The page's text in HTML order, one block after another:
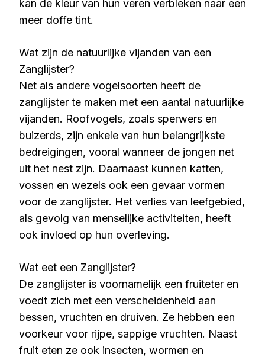
kan de kleur van hun veren verbleken naar een
meer doffe tint.
Wat zijn de natuurlijke vijanden van een
Zanglijster?
Net als andere vogelsoorten heeft de
zanglijster te maken met een aantal natuurlijke
vijanden. Roofvogels, zoals sperwers en
buizerds, zijn enkele van hun belangrijkste
bedreigingen, vooral wanneer de jongen net
uit het nest zijn. Daarnaast kunnen katten,
vossen en wezels ook een gevaar vormen
voor de zanglijster. Het verlies van leefgebied,
als gevolg van menselijke activiteiten, heeft
ook invloed op hun overleving.
Wat eet een Zanglijster?
De zanglijster is voornamelijk een fruiteter en
voedt zich met een verscheidenheid aan
bessen, vruchten en druiven. Ze hebben een
voorkeur voor rijpe, sappige vruchten. Naast
fruit eten ze ook insecten, wormen en